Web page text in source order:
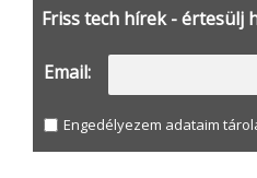
Friss tech hírek - értesülj
Email:
Engedélyezem adataim